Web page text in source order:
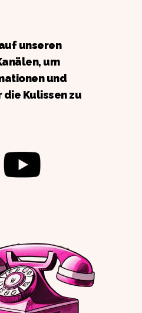
unseren
um
und
Kulissen zu